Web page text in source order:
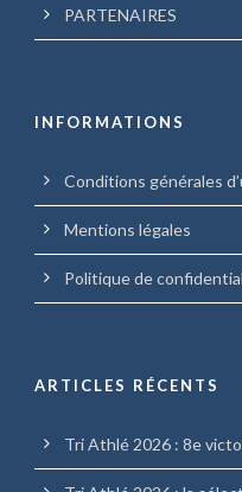
PARTENAIRES
INFORMATIONS
Conditions générales
Mentions légales
Politique de
ARTICLES RÉCENTS
Tri Athlé 2026 : 8e